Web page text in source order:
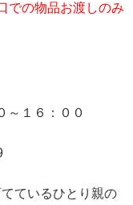
での物品お渡しのみ
～１６：００
ているひとり親の